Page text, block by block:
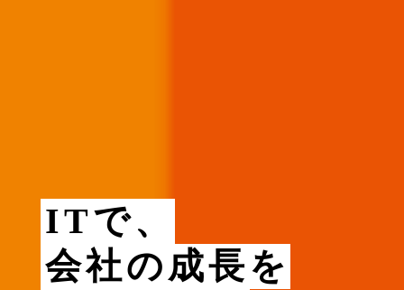
ITで、
会社の成長を